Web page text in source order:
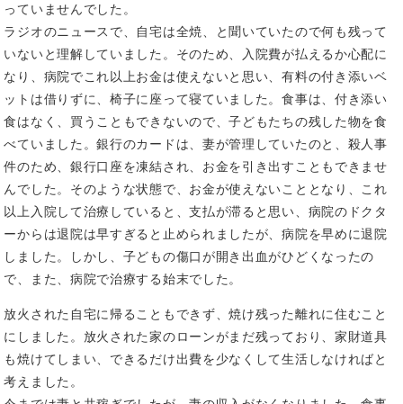
っていませんでした。
ラジオのニュースで、自宅は全焼、と聞いていたので何も残って
いないと理解していました。そのため、入院費が払えるか心配に
なり、病院でこれ以上お金は使えないと思い、有料の付き添いベ
ットは借りずに、椅子に座って寝ていました。食事は、付き添い
食はなく、買うこともできないので、子どもたちの残した物を食
べていました。銀行のカードは、妻が管理していたのと、殺人事
件のため、銀行口座を凍結され、お金を引き出すこともできませ
んでした。そのような状態で、お金が使えないこととなり、これ
以上入院して治療していると、支払が滞ると思い、病院のドクタ
ーからは退院は早すぎると止められましたが、病院を早めに退院
しました。しかし、子どもの傷口が開き出血がひどくなったの
で、また、病院で治療する始末でした。
放火された自宅に帰ることもできず、焼け残った離れに住むこと
にしました。放火された家のローンがまだ残っており、家財道具
も焼けてしまい、できるだけ出費を少なくして生活しなければと
考えました。